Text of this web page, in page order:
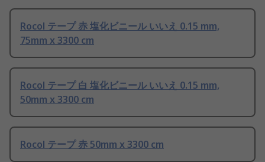
Rocol テープ 赤 塩化ビニール いいえ 0.15 mm,
75mm x 3300 cm
Rocol テープ 白 塩化ビニール いいえ 0.15 mm,
50mm x 3300 cm
Rocol テープ 赤 50mm x 3300 cm